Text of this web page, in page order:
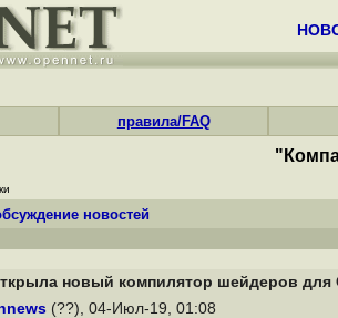
правила/FAQ
новостей
новый компилятор шейдеров для
(??), 04-Июл-19, 01:08